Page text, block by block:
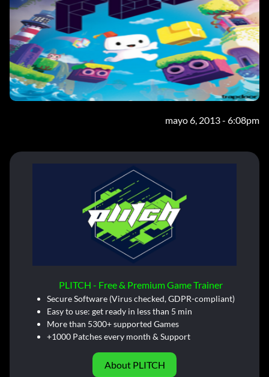
mayo 6, 2013 - 6:08pm
PLITCH - Free & Premium Game Trainer
Secure Software (Virus checked, GDPR-compliant)
Easy to use: get ready in less than 5 min
More than 5300+ supported Games
+1000 Patches every month & Support
About PLITCH